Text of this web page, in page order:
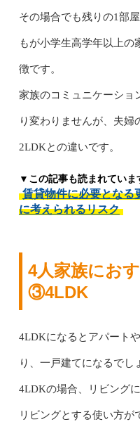
その場合でも残りの1部
もが小学生高学年以上
徴です。
家族のコミュニケーショ
り変わりませんが、夫婦
2LDKとの違いです。
▼この記事も読まれていま
賃貸物件に必要となる
に考えられるリスク
4人家族にお
③4LDK
4LDKになるとアパート
り、一戸建てになるでし
4LDKの場合、リビング
リビングとする使い方が